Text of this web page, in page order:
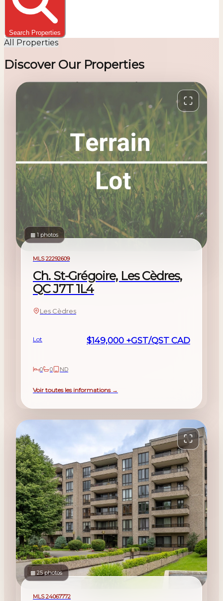
Search Properties
All Properties
Discover Our Properties
For sale
▦ 1 photos
MLS 22292609
Ch. St-Grégoire, Les Cèdres,
QC J7T 1L4
Les Cèdres
Lot $149,000 +GST/QST CAD
0 0 ND
Voir toutes les informations →
For rent
▦ 25 photos
MLS 24067772